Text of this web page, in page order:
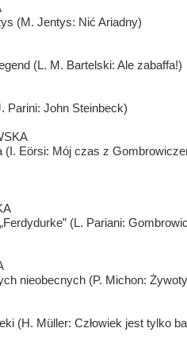
(M. Jentys: Nić Ariadny)
(L. M. Bartelski: Ale zabaffa!)
Parini: John Steinbeck)
(I. Eörsi: Mój czas z
(L. Pariani:
nieobecnych (P. Michon:
(H. Müller: Człowiek jest tylko